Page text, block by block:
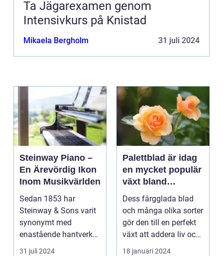
Ta Jägarexamen genom
Intensivkurs på Knistad
Mikaela Bergholm 31 juli 2024
Steinway Piano –
En Ärevördig Ikon
Inom Musikvärlden
Sedan 1853 har
Steinway & Sons varit
synonymt med
enastående hantverk
och oövertr&aum...
31 juli 2024
Palettblad är idag
en mycket populär
växt bland
trädgårdsentusiast
er och inom
inredning
Dess färgglada blad
och många olika sorter
gör den till en perfekt
växt att addera liv och
färg till...
18 januari 2024